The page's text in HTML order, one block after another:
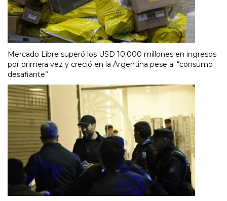
Mercado Libre superó los USD 10.000 millones en ingresos
por primera vez y creció en la Argentina pese al “consumo
desafiante”